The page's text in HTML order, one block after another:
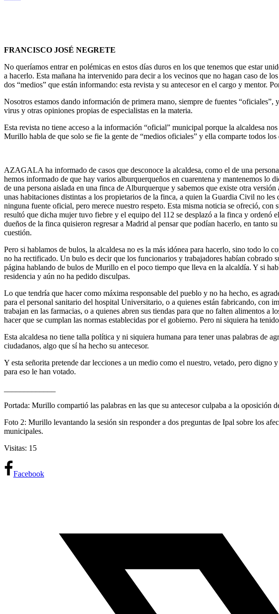
FRANCISCO JOSÉ NEGRETE
No queríamos entrar en polémicas en estos días duros en los que tenemos que estar
a hacerlo. Esta mañana ha intervenido para decir a los vecinos que no hagan caso de
dos “medios” que están informando: esta revista y su antecesor en el cargo y mentor.
Nosotros estamos dando información de primera mano, siempre de fuentes
virus y otras opiniones propias de especialistas en la materia.
Esta revista no tiene acceso a la información “oficial” municipal porque la alcaldesa
Murillo habla de que solo se fie la gente de “medios oficiales” y ella comparte todos
AZAGALA ha informado de casos que desconoce la alcaldesa, como el de una
hemos informado de que hay varios alburquerqueños en cuarentena y mantenemos lo
de una persona aislada en una finca de Alburquerque y sabemos que existe otra
unas habitaciones distintas a los propietarios de la finca, a quien la Guardia Civil no
ninguna fuente oficial, pero merece nuestro respeto. Esta misma noticia se ofreció,
resultó que dicha mujer tuvo fiebre y el equipo del 112 se desplazó a la finca y ordenó
dueños de la finca quisieron regresar a Madrid al pensar que podían hacerlo, en tanto
cuestión.
Pero si hablamos de bulos, la alcaldesa no es la más idónea para hacerlo, sino todo lo
no ha rectificado. Un bulo es decir que los funcionarios y trabajadores habían
página hablando de bulos de Murillo en el poco tiempo que lleva en la alcaldía. Y si
residencia y aún no ha pedido disculpas.
Lo que tendría que hacer como máxima responsable del pueblo y no ha hecho, es
para el personal sanitario del hospital Universitario, o a quienes están fabricando, con
trabajan en las farmacias, o a quienes abren sus tiendas para que no falten alimentos
hacer que se cumplan las normas establecidas por el gobierno. Pero ni siquiera ha
Esta alcaldesa no tiene talla política y ni siquiera humana para tener unas palabras de
ciudadanos, algo que sí ha hecho su antecesor.
Y esta señorita pretende dar lecciones a un medio como el nuestro, vetado, pero
para eso le han votado.
Portada: Murillo compartió las palabras en las que su antecesor culpaba a la oposición
Foto 2: Murillo levantando la sesión sin responder a dos preguntas de Ipal sobre los
municipales.
Visitas: 15
Facebook